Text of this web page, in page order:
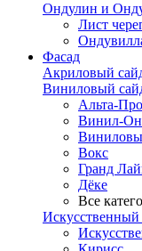
Ондулин и
Лист
Фасад
Акриловый
Виниловый
Альта-
Винил-Он
Вокс
Гранд
Дёке
Все
Искусственный